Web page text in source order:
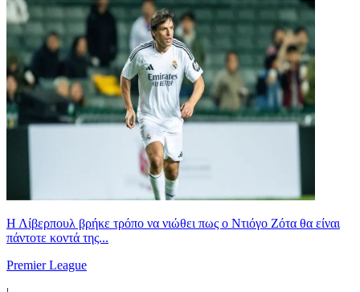
Η Λίβερπουλ βρήκε τρόπο να νιώθει πως ο Ντιόγο Ζότα θα είναι
πάντοτε κοντά της...
Premier League